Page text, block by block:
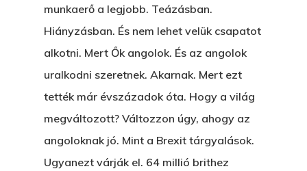
munkaerő a legjobb. Teázásban.
Hiányzásban. És nem lehet velük csapatot
alkotni. Mert Ők angolok. És az angolok
uralkodni szeretnek. Akarnak. Mert ezt
tették már évszázadok óta. Hogy a világ
megváltozott? Változzon úgy, ahogy az
angoloknak jó. Mint a Brexit tárgyalások.
Ugyanezt várják el. 64 millió brithez
Könyveim
A Veszett Ügy
A Jóember
A Vér Nem Válik Vízzé
Novellák
Álomszekrény
Eltojtuk Nyuszi
Rólam
Blog
Bristolt Látni
Feliratkozás